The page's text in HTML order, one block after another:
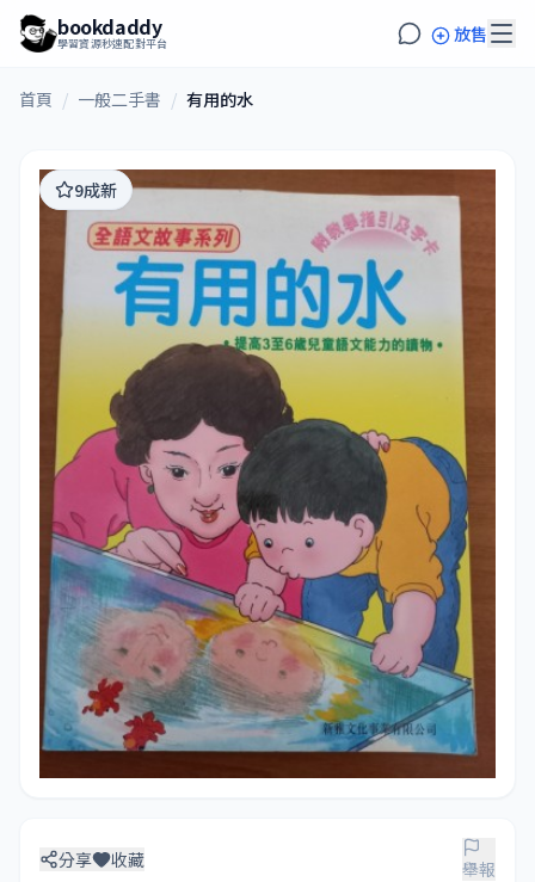
bookdaddy
學習資源秒速配對平台 放售
首頁 / 一般二手書 / 有用的水
9成新
分享 收藏 舉報